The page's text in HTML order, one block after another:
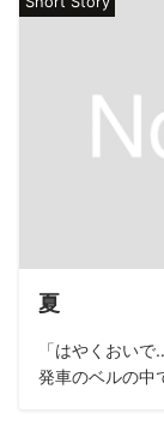
夏
「はやくおい
発車のベルの中